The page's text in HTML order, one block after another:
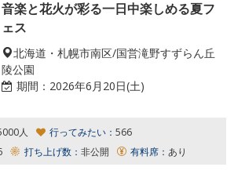
音楽と花火が彩る一日中楽しめる夏フ
ェス
北海道・札幌市南区/国営滝野すずらん丘
陵公園
期間： 2026年6月20日(土)
人 行ってみたい： 566
打ち上げ数： 非公開 有料席： あり